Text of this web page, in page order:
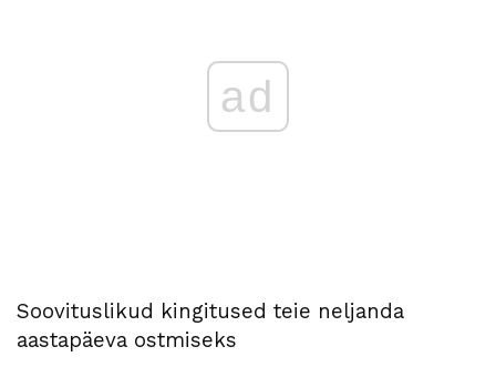
ad
Soovituslikud kingitused teie neljanda
aastapäeva ostmiseks